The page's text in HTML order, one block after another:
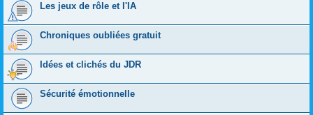
Les jeux de rôle et l'IA
Chroniques oubliées gratuit
Idées et clichés du JDR
Sécurité émotionnelle